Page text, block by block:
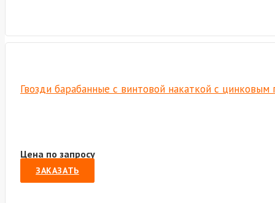
Гвозди барабанные с винтовой накаткой с
Цена по запросу
ЗАКАЗАТЬ